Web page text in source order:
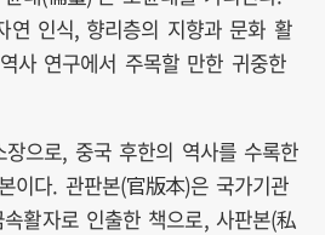
연 인식, 향리층의 지향과 문화 활
사 연구에서 주목할 만한 귀중한
장으로, 중국 후한의 역사를 수록한
이다. 관판본(官版本)은 국가기관
활자로 인출한 책으로, 사판본(私